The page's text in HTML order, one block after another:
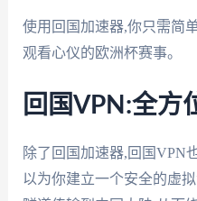
使用回国加速器,你只需简
观看心仪的欧洲杯赛事。
回国VPN:全方
除了回国加速器,回国VPN
以为你建立一个安全的虚